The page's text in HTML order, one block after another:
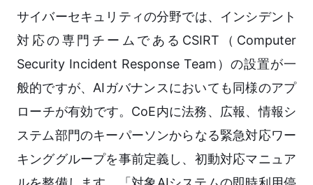
サイバーセキュリティの分野では、インシデント
対応の専門チームであるCSIRT（Computer
Security Incident Response Team）の設置が一
般的ですが、AIガバナンスにおいても同様のアプ
ローチが有効です。CoE内に法務、広報、情報シ
ステム部門のキーパーソンからなる緊急対応ワー
キンググループを事前定義し、初動対応マニュア